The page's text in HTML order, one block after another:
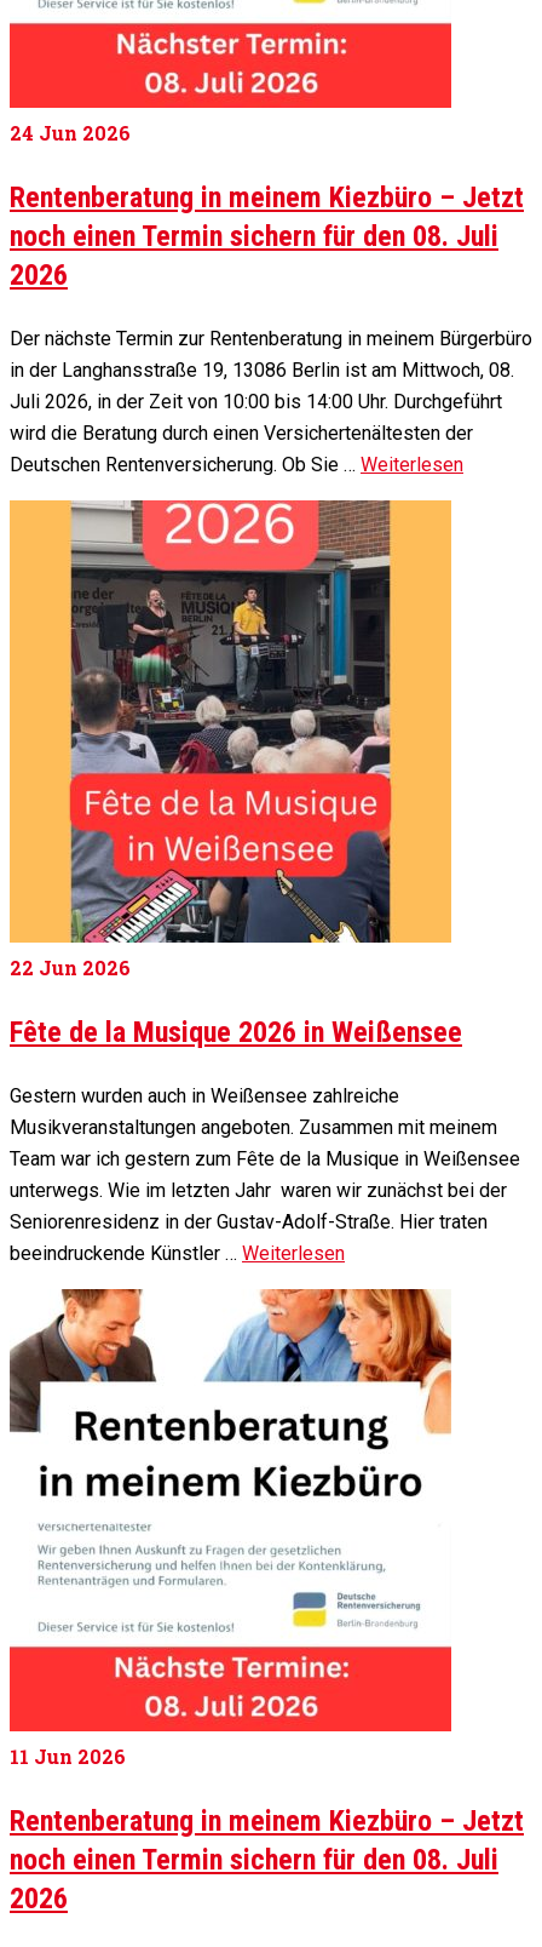
24 Jun 2026
Rentenberatung in meinem Kiezbüro – Jetzt
noch einen Termin sichern für den 08. Juli
2026
Der nächste Termin zur Rentenberatung in meinem Bürgerbüro
in der Langhansstraße 19, 13086 Berlin ist am Mittwoch, 08.
Juli 2026, in der Zeit von 10:00 bis 14:00 Uhr. Durchgeführt
wird die Beratung durch einen Versichertenältesten der
Deutschen Rentenversicherung. Ob Sie … Weiterlesen
22 Jun 2026
Fête de la Musique 2026 in Weißensee
Gestern wurden auch in Weißensee zahlreiche
Musikveranstaltungen angeboten. Zusammen mit meinem
Team war ich gestern zum Fête de la Musique in Weißensee
unterwegs. Wie im letzten Jahr waren wir zunächst bei der
Seniorenresidenz in der Gustav-Adolf-Straße. Hier traten
beeindruckende Künstler … Weiterlesen
11 Jun 2026
Rentenberatung in meinem Kiezbüro – Jetzt
noch einen Termin sichern für den 08. Juli
2026